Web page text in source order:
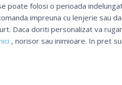
poate folosi o perioada
impreuna cu lenjerie sau
Daca doriti personalizat va
, norisor sau inimioare. In pret